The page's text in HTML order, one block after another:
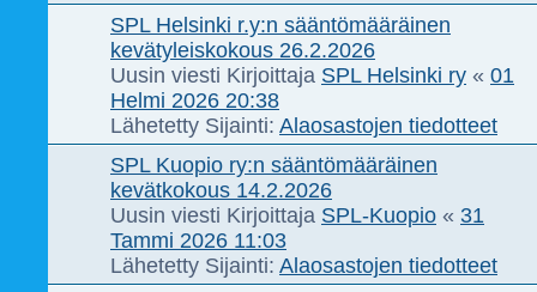
SPL Helsinki r.y:n sääntömääräinen
kevätyleiskokous 26.2.2026
Uusin viesti Kirjoittaja SPL Helsinki ry « 01
Helmi 2026 20:38
Lähetetty Sijainti: Alaosastojen tiedotteet
SPL Kuopio ry:n sääntömääräinen
kevätkokous 14.2.2026
Uusin viesti Kirjoittaja SPL-Kuopio « 31
Tammi 2026 11:03
Lähetetty Sijainti: Alaosastojen tiedotteet